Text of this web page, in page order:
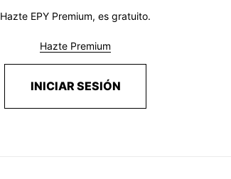
Hazte EPY Premium, es gratuito.
Hazte Premium
INICIAR SESIÓN